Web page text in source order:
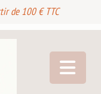
de 100 € TTC